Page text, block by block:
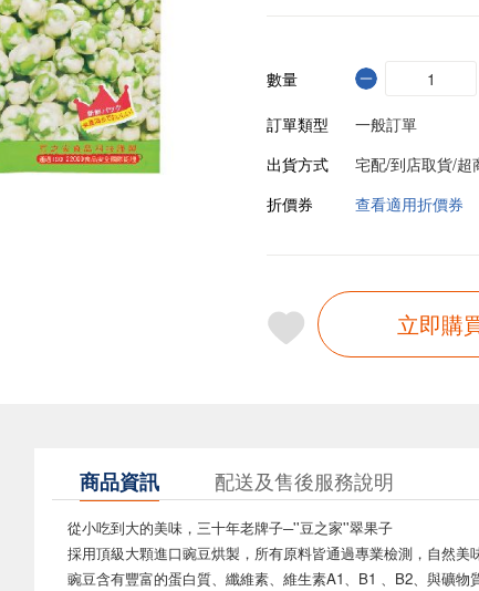
數量
訂單類型
一般訂單
出貨方式
宅配/到店取貨/超
折價券
查看適用折價券
立即購
商品資訊 配送及售後服務說明
從小吃到大的美味，三十年老牌子─''豆之家''翠果子
採用頂級大顆進口豌豆烘製，所有原料皆通過專業檢測，自然美味
豌豆含有豐富的蛋白質、纖維素、維生素A1、B1 、B2、與礦物